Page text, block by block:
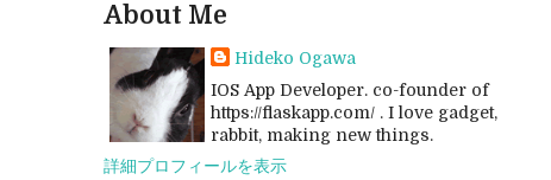
About Me
Hideko Ogawa
IOS App Developer. co-founder of
https://flaskapp.com/ . I love gadget,
rabbit, making new things.
詳細プロフィールを表示